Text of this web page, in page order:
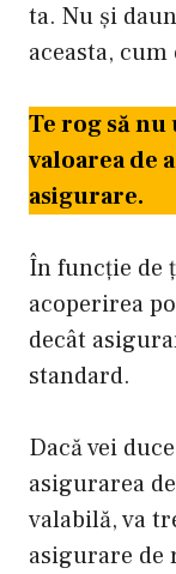
ta. Nu și
aceasta,
Te rog să
valoarea de
asigurare.
În funcție de
acoperirea
decât
standard.
Dacă vei
asigurarea
valabilă, va
asigurare de